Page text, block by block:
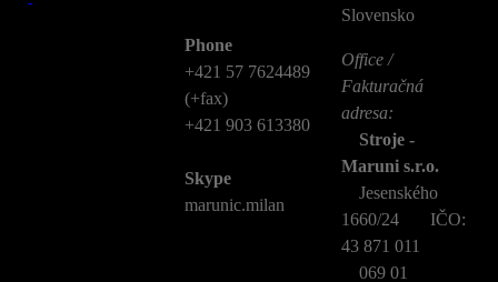
Phone
+421 57 7624489
(+fax)
+421 903 613380
Skype
marunic.milan
Slovensko
Office /
Fakturačná
adresa:
Stroje -
Maruni s.r.o.
Jesenského
1660/24 IČO:
43 871 011
069 01